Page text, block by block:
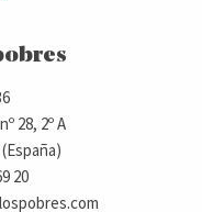
28, 2º A
20